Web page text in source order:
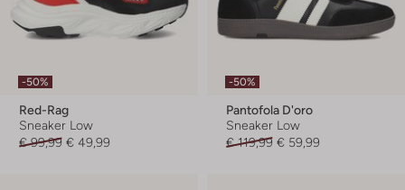
-50%
Red-Rag
Sneaker Low
€ 99,99 € 49,99
-50%
Pantofola D'oro
Sneaker Low
€ 119,99 € 59,99